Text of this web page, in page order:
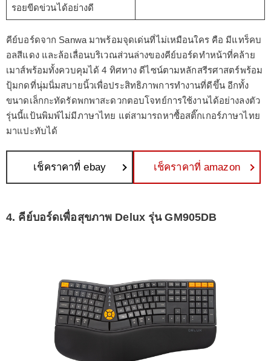
รอยขีดข่วนได้อย่างดี
คีย์บอร์ดจาก Sanwa มาพร้อมจุดเด่นที่ไม่เหมือนใคร คือ มีแทร็คบ
อลสีแดง และล้อเลื่อนบริเวณส่วนล่างของคีย์บอร์ดทำหน้าที่คล้าย
เมาส์พร้อมทั้งควบคุมได้ 4 ทิศทาง ดีไซน์ตามหลักสรีรศาสตร์พร้อม
ปุ้มกดที่นุ่มนิ่มสบายนิ้วเพื่อประสิทธิภาพการทำงานที่ดีขึ้น อีกทั้ง
ขนาดเล็กกะทัดรัดพกพาสะดวกตอบโจทย์การใช้งานได้อย่างลงตัว
รุ่นนี้แป้นพิมพ์ไม่มีภาษาไทย แต่สามารถหาซื้อสติ๊กเกอร์ภาษาไทย
มาแปะทับได้
เช็คราคาที่ ebay เช็คราคาที่ amazon
4. คีย์บอร์ดเพื่อสุขภาพ Delux รุ่น GM905DB